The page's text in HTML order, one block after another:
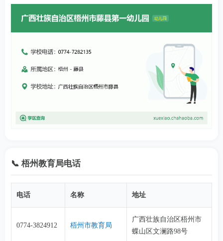
📞 梧州教育局电话
电话 名称 地址
0774-3824912 梧州市教育局
广西壮族自治区梧州市
蝶山区文澜路98号